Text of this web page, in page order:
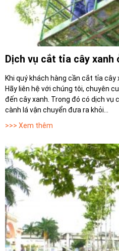
Dịch vụ cắt tỉa cây xanh
Khi quý khách hàng cần cắt tỉa cây
Hãy liên hệ với chúng tôi, chuyên
đến cây xanh. Trong đó có dịch vụ
cành lá vận chuyển đưa ra khỏi...
>>> Xem thêm